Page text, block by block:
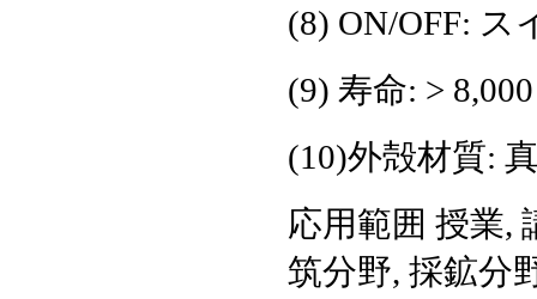
(8) ON/OFF: ス
(9) 寿命: >
(10)外殻材質:
応用範囲 授業,
筑分野, 採鉱分